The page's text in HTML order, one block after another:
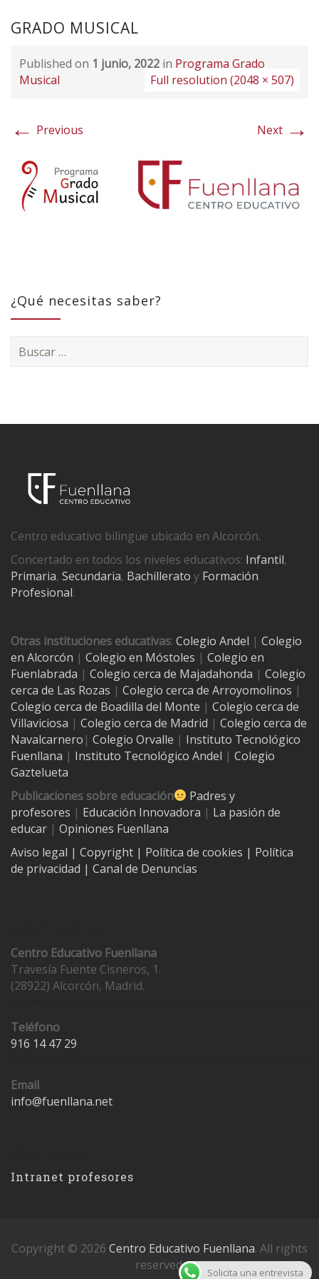
GRADO MUSICAL
Published on 1 junio, 2022 in Programa Grado
Musical
Full resolution (2048 × 507)
← Previous Next →
¿Qué necesitas saber?
Buscar:
Centro educativo bilingüe ubicado en Alcorcón.
Concertado en todos los niveles educativos: Infantil,
Primaria, Secundaria, Bachillerato y Formación
Profesional.
Otras instituciones educativas: Colegio Andel | Colegio
en Alcorcón | Colegio en Móstoles | Colegio en
Fuenlabrada | Colegio cerca de Majadahonda | Colegio
cerca de Las Rozas | Colegio cerca de Arroyomolinos |
Colegio cerca de Boadilla del Monte | Colegio cerca de
Villaviciosa | Colegio cerca de Madrid | Colegio cerca de
Navalcarnero | Colegio Orvalle | Instituto Tecnológico
Fuenllana | Instituto Tecnológico Andel | Colegio
Gaztelueta
Publicaciones sobre educación
Padres y
profesores | Educación Innovadora | La pasión de
educar | Opiniones Fuenllana
Aviso legal | Copyright | Política de cookies | Política
de privacidad | Canal de Denuncias
Centro Educativo Fuenllana
Travesía Fuente Cisneros, 1.
(28922) Alcorcón, Madrid.
Teléfono
916 14 47 29
Email
info@fuenllana.net
Intranet profesores
Copyright © 2026 Centro Educativo Fuenllana. All rights
reserved.
Solicita una entrevista